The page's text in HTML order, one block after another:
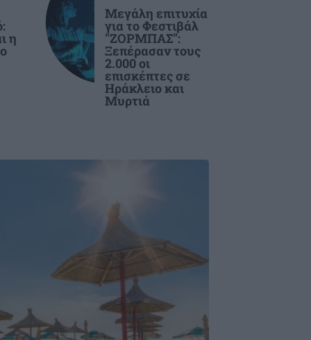
η
Μεγάλη επιτυχία
για το Φεστιβάλ
"ΖΟΡΜΠΑΣ":
Ξεπέρασαν τους
2.000 οι
επισκέπτες σε
Ηράκλειο και
Μυρτιά